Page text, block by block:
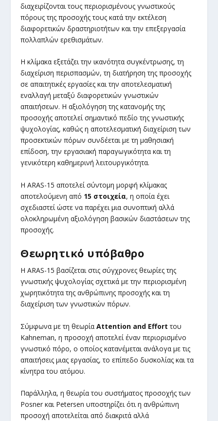
διαχειρίζονται τους περιορισμένους γνωστικούς
πόρους της προσοχής τους κατά την εκτέλεση
διαφορετικών δραστηριοτήτων και την επεξεργασία
πολλαπλών ερεθισμάτων.
Η κλίμακα εξετάζει την ικανότητα συγκέντρωσης, τη
διαχείριση περισπασμών, τη διατήρηση της προσοχής
σε απαιτητικές εργασίες και την αποτελεσματική
εναλλαγή μεταξύ διαφορετικών γνωστικών
απαιτήσεων. Η αξιολόγηση της κατανομής της
προσοχής αποτελεί σημαντικό πεδίο της γνωστικής
ψυχολογίας, καθώς η αποτελεσματική διαχείριση των
προσεκτικών πόρων συνδέεται με τη μαθησιακή
επίδοση, την εργασιακή παραγωγικότητα και τη
γενικότερη καθημερινή λειτουργικότητα.
Η ARAS-15 αποτελεί σύντομη μορφή κλίμακας
αποτελούμενη από 15 στοιχεία, η οποία έχει
σχεδιαστεί ώστε να παρέχει μια συνοπτική αλλά
ολοκληρωμένη αξιολόγηση βασικών διαστάσεων της
προσοχής.
Θεωρητικό υπόβαθρο
Η ARAS-15 βασίζεται στις σύγχρονες θεωρίες της
γνωστικής ψυχολογίας σχετικά με την περιορισμένη
χωρητικότητα της ανθρώπινης προσοχής και τη
διαχείριση των γνωστικών πόρων.
Σύμφωνα με τη θεωρίαAttention and Effort του
Kahneman, η προσοχή αποτελεί έναν περιορισμένο
γνωστικό πόρο, ο οποίος κατανέμεται ανάλογα με τις
απαιτήσεις μιας εργασίας, το επίπεδο δυσκολίας και τα
κίνητρα του ατόμου.
Παράλληλα, η θεωρία του συστήματος προσοχής των
Posner και Petersen υποστηρίζει ότι η ανθρώπινη
προσοχή αποτελείται από διακριτά αλλά